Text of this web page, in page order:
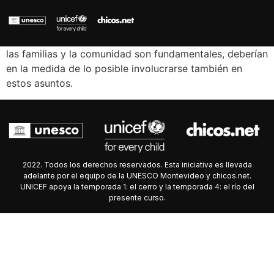
las familias y la comunidad son fundamentales, deberían
en la medida de lo posible involucrarse también en
estos asuntos.
2022. Todos los derechos reservados. Esta iniciativa es llevada
adelante por el equipo de la UNESCO Montevideo y chicos.net.
UNICEF apoya la temporada 1: el cerro y la temporada 4: el río del
presente curso.